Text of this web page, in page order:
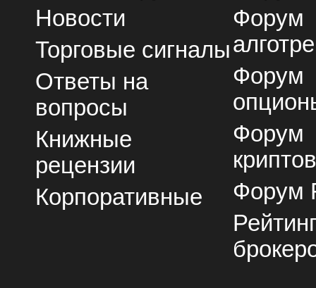
Новости
Торговые сигналы
Ответы на
вопросы
Книжные
рецензии
Корпоративные
Форум
Форум
Форум
Форум